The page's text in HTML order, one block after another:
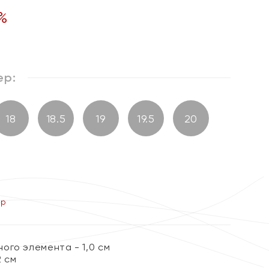
18 18.5 19 19.5 20
элемента - 1,0 см
см